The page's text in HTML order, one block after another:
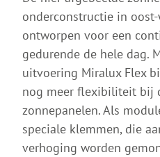
onderconstructie in
ontworpen voor een
gedurende de hele dag.
uitvoering Miralux Flex
nog meer flexibiliteit bij
zonnepanelen. Als
speciale klemmen, die
verhoging worden